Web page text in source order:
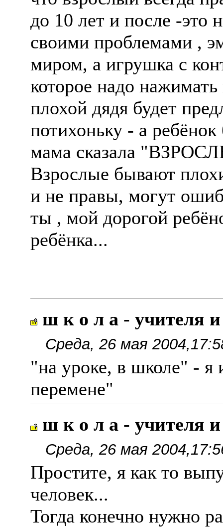
до 10 лет и после -это
своими проблемами ,
миром, а игрушка с
которое надо
плохой дядя будет
потихоньку - а
мама сказала
Взрослые бывают
и не правы, могут
ты , мой дорогой
ребëнка...
ш к о л а - учителя и
Среда, 26 мая
"на уроке, в школе" - я
перемене"
ш к о л а - учителя и
Среда, 26 мая
Простите, я как то
человек...
Тогда конечно нужно